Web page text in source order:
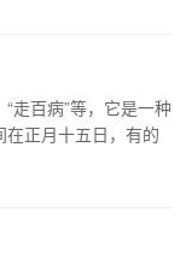
走百病”等，它是一种
正月十五日，有的